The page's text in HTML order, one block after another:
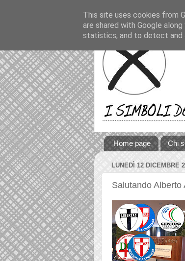
Home page Chi
LUNEDÌ 12 DICEMBRE
Salutando
This site uses cookies from
are shared with Google
statistics, and to detect and